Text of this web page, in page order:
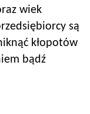
wiek
są
kłopotów
bądź